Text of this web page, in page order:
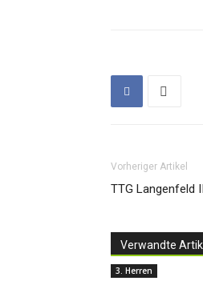
Vorheriger Artikel
TTG Langenfeld
Verwandte
3. Herren